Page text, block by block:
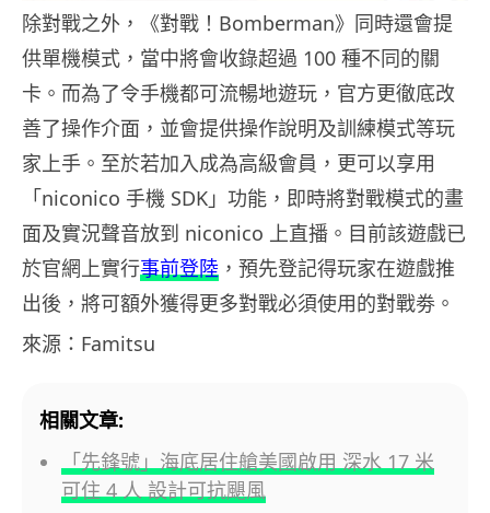
除對戰之外，《對戰！Bomberman》同時還會提
供單機模式，當中將會收錄超過 100 種不同的關
卡。而為了令手機都可流暢地遊玩，官方更徹底改
善了操作介面，並會提供操作說明及訓練模式等玩
家上手。至於若加入成為高級會員，更可以享用
「niconico 手機 SDK」功能，即時將對戰模式的畫
面及實況聲音放到 niconico 上直播。目前該遊戲已
於官網上實行事前登陸 ，預先登記得玩家在遊戲推
出後，將可額外獲得更多對戰必須使用的對戰劵。
來源：Famitsu
相關文章:
「先鋒號」海底居住艙美國啟用 深水 17 米
可住 4 人 設計可抗颶風